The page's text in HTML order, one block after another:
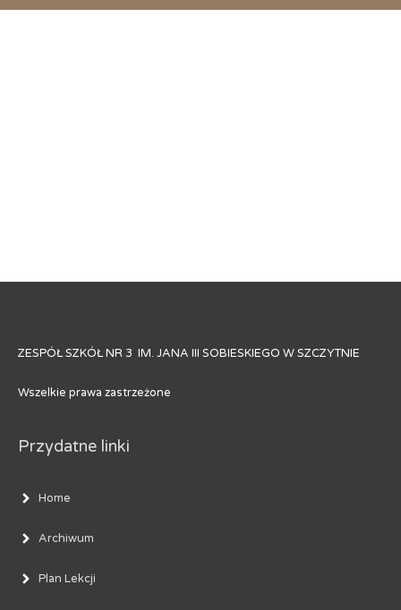
ZESPÓŁ SZKÓŁ NR 3 IM. JANA III SOBIESKIEGO W SZCZYTNIE
Wszelkie prawa zastrzeżone
Przydatne linki
Home
Archiwum
Plan Lekcji